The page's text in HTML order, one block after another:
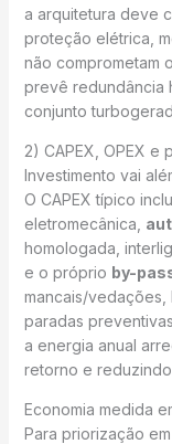
a arquitetura deve
proteção elétrica,
não comprometam
prevê redundância
conjunto
2) CAPEX, OPEX e
Investimento vai
O CAPEX típico
eletromecânica,
homologada,
e o próprio by-
mancais/vedações,
paradas
a energia anual
retorno e reduzindo
Economia medida
Para priorização